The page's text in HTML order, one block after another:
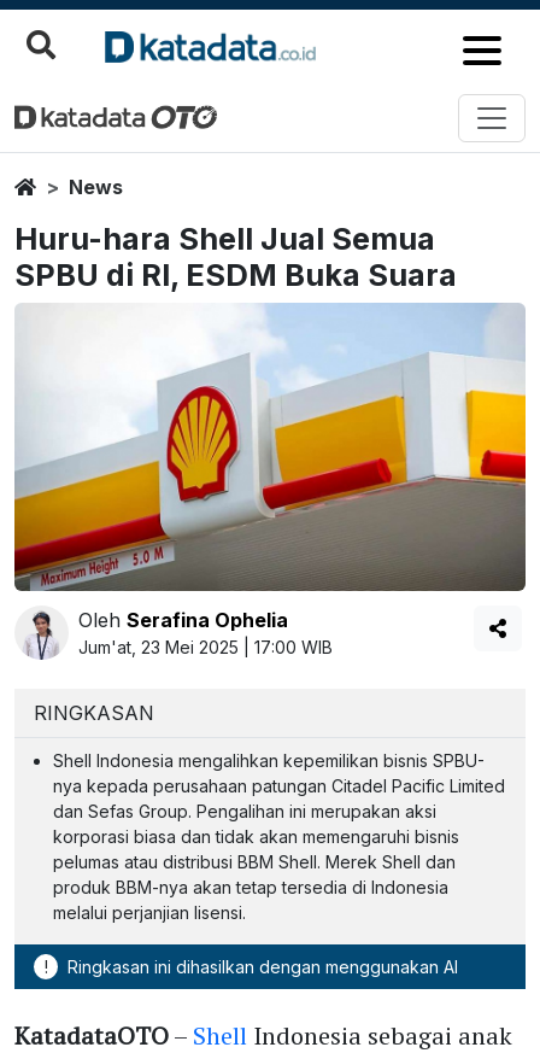
HomeNews
Huru-hara Shell Jual Semua
SPBU di RI, ESDM Buka Suara
Oleh Serafina Ophelia
Jum'at, 23 Mei 2025 | 17:00 WIB
RINGKASAN
Shell Indonesia mengalihkan kepemilikan bisnis SPBU-
nya kepada perusahaan patungan Citadel Pacific Limited
dan Sefas Group. Pengalihan ini merupakan aksi
korporasi biasa dan tidak akan memengaruhi bisnis
pelumas atau distribusi BBM Shell. Merek Shell dan
produk BBM-nya akan tetap tersedia di Indonesia
melalui perjanjian lisensi.
! Ringkasan ini dihasilkan dengan menggunakan AI
KatadataOTO– Shell Indonesia sebagai anak